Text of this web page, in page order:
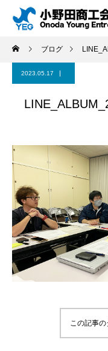
ブログ
2023.05.17
この記事